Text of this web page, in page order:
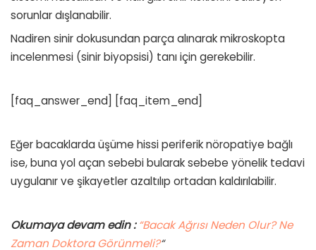
sorunlar dışlanabilir.
Nadiren sinir dokusundan parça alınarak mikroskopta
incelenmesi (sinir biyopsisi) tanı için gerekebilir.
[faq_answer_end] [faq_item_end]
Eğer bacaklarda üşüme hissi periferik nöropatiye bağlı
ise, buna yol açan sebebi bularak sebebe yönelik tedavi
uygulanır ve şikayetler azaltılıp ortadan kaldırılabilir.
Okumaya devam edin :“Bacak Ağrısı Neden Olur? Ne
Zaman Doktora Görünmeli?“